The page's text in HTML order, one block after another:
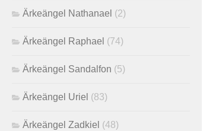
Ärkeängel Nathanael (2)
Ärkeängel Raphael (74)
Ärkeängel Sandalfon (5)
Ärkeängel Uriel (83)
Ärkeängel Zadkiel (48)